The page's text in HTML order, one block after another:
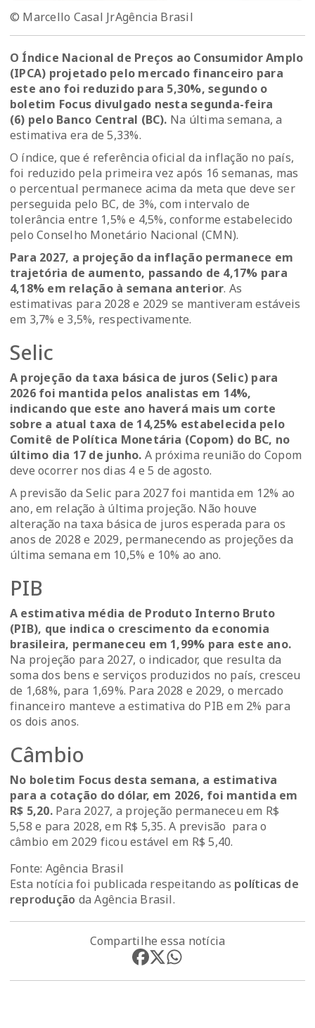
© Marcello Casal JrAgência Brasil
O Índice Nacional de Preços ao Consumidor Amplo
(IPCA) projetado pelo mercado financeiro para
este ano foi reduzido para 5,30%, segundo o
boletim Focus divulgado nesta segunda-feira
(6) pelo Banco Central (BC). Na última semana, a
estimativa era de 5,33%.
O índice, que é referência oficial da inflação no país,
foi reduzido pela primeira vez após 16 semanas, mas
o percentual permanece acima da meta que deve ser
perseguida pelo BC, de 3%, com intervalo de
tolerância entre 1,5% e 4,5%, conforme estabelecido
pelo Conselho Monetário Nacional (CMN).
Para 2027, a projeção da inflação permanece em
trajetória de aumento, passando de 4,17% para
4,18% em relação à semana anterior. As
estimativas para 2028 e 2029 se mantiveram estáveis
em 3,7% e 3,5%, respectivamente.
Selic
A projeção da taxa básica de juros (Selic) para
2026 foi mantida pelos analistas em 14%,
indicando que este ano haverá mais um corte
sobre a atual taxa de 14,25% estabelecida pelo
Comitê de Política Monetária (Copom) do BC, no
último dia 17 de junho. A próxima reunião do Copom
deve ocorrer nos dias 4 e 5 de agosto.
A previsão da Selic para 2027 foi mantida em 12% ao
ano, em relação à última projeção. Não houve
alteração na taxa básica de juros esperada para os
anos de 2028 e 2029, permanecendo as projeções da
última semana em 10,5% e 10% ao ano.
PIB
A estimativa média de Produto Interno Bruto
(PIB), que indica o crescimento da economia
brasileira, permaneceu em 1,99% para este ano.
Na projeção para 2027, o indicador, que resulta da
soma dos bens e serviços produzidos no país, cresceu
de 1,68%, para 1,69%. Para 2028 e 2029, o mercado
financeiro manteve a estimativa do PIB em 2% para
os dois anos.
Câmbio
No boletim Focus desta semana, a estimativa
para a cotação do dólar, em 2026, foi mantida em
R$ 5,20.Para 2027, a projeção permaneceu em R$
5,58 e para 2028, em R$ 5,35. A previsão para o
câmbio em 2029 ficou estável em R$ 5,40.
Fonte: Agência Brasil
Esta notícia foi publicada respeitando as políticas de
reprodução da Agência Brasil.
Compartilhe essa notícia